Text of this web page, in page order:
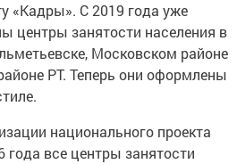
«Кадры». С 2019 года уже
центры занятости населения в
Московском районе
РТ. Теперь они оформлены
национального проекта
года все центры занятости